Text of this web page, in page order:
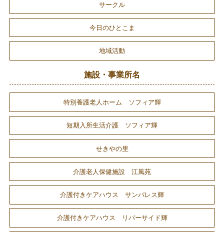
サークル
今日のひとこま
地域活動
施設・事業所名
特別養護老人ホーム ソフィア輝
短期入所生活介護 ソフィア輝
せきやの里
介護老人保健施設 江風苑
介護付きケアハウス サンパレス輝
介護付きケアハウス リバーサイド輝